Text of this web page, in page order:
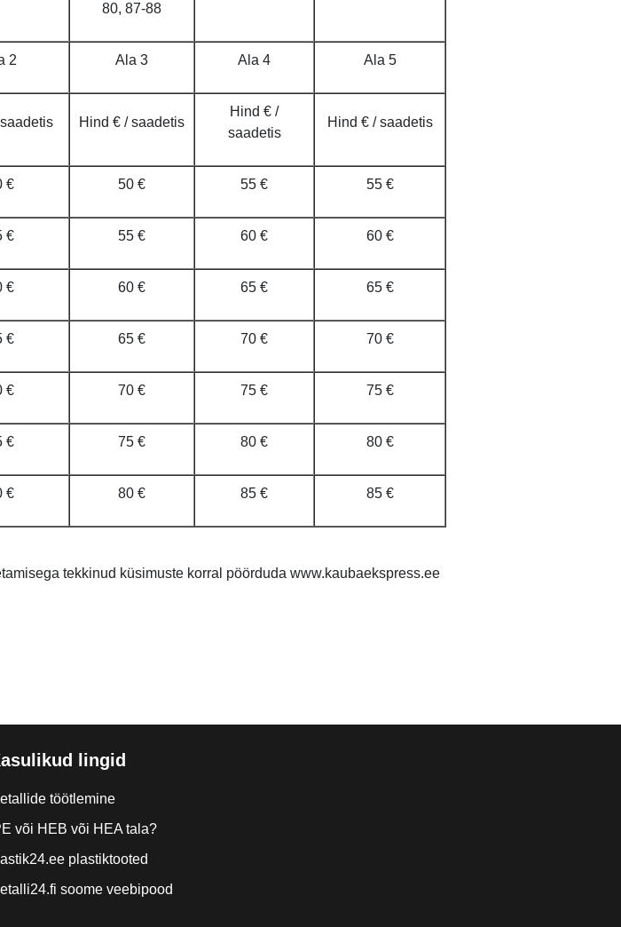
80, 87-88
2 Ala 3 Ala 4 Ala 5
Hind € / saadetis
Hind € /
saadetis
Hind € / saadetis
€ 50 € 55 € 55 €
€ 55 € 60 € 60 €
€ 60 € 65 € 65 €
€ 65 € 70 € 70 €
€ 70 € 75 € 75 €
€ 75 € 80 € 80 €
€ 80 € 85 € 85 €
tekkinud küsimuste korral pöörduda www.kaubaekspress.ee
lingid
töötlemine
või HEB või HEA tala?
plastiktooted
soome veebipood